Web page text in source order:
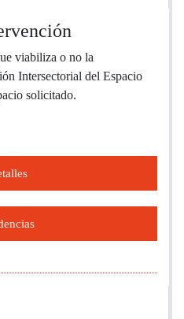
viabiliza o no la
Intersectorial del Espacio
solicitado.